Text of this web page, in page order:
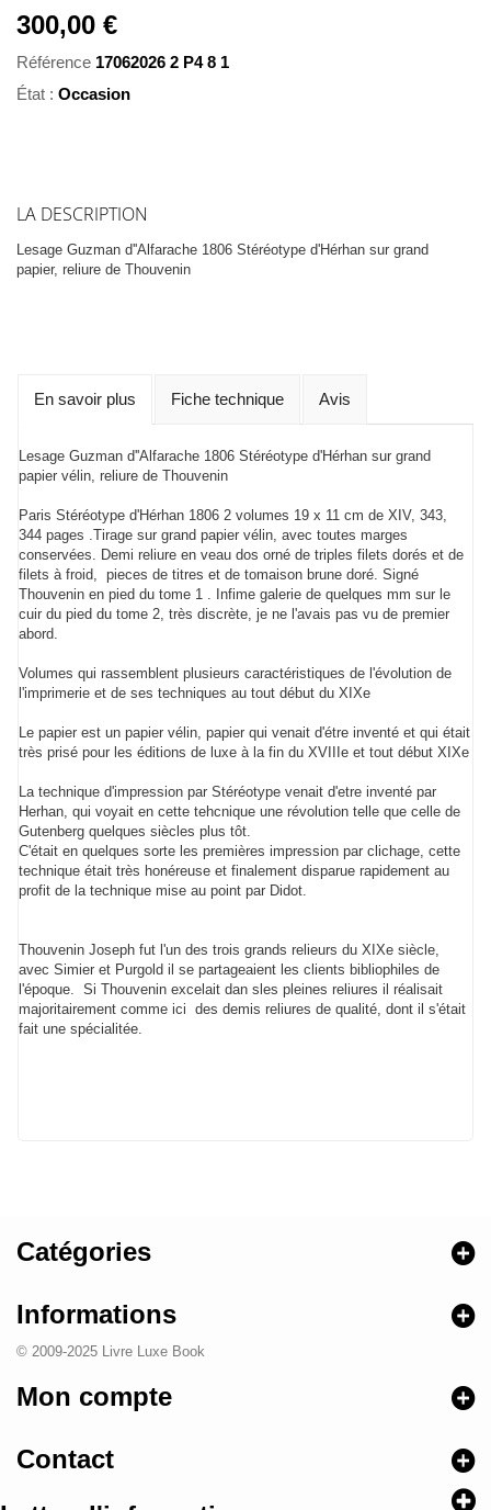
300,00 €
Référence 17062026 2 P4 8 1
État : Occasion
LA DESCRIPTION
Lesage Guzman d''Alfarache 1806 Stéréotype d'Hérhan sur grand
papier, reliure de Thouvenin
En savoir plus Fiche technique Avis
Lesage Guzman d''Alfarache 1806 Stéréotype d'Hérhan sur grand
papier vélin, reliure de Thouvenin
Paris Stéréotype d'Hérhan 1806 2 volumes 19 x 11 cm de XIV, 343,
344 pages .Tirage sur grand papier vélin, avec toutes marges
conservées. Demi reliure en veau dos orné de triples filets dorés et de
filets à froid, pieces de titres et de tomaison brune doré. Signé
Thouvenin en pied du tome 1 . Infime galerie de quelques mm sur le
cuir du pied du tome 2, très discrète, je ne l'avais pas vu de premier
abord.
Volumes qui rassemblent plusieurs caractéristiques de l'évolution de
l'imprimerie et de ses techniques au tout début du XIXe
Le papier est un papier vélin, papier qui venait d'étre inventé et qui était
très prisé pour les éditions de luxe à la fin du XVIIIe et tout début XIXe
La technique d'impression par Stéréotype venait d'etre inventé par
Herhan, qui voyait en cette tehcnique une révolution telle que celle de
Gutenberg quelques siècles plus tôt.
C'était en quelques sorte les premières impression par clichage, cette
technique était très honéreuse et finalement disparue rapidement au
profit de la technique mise au point par Didot.
Thouvenin Joseph fut l'un des trois grands relieurs du XIXe siècle,
avec Simier et Purgold il se partageaient les clients bibliophiles de
l'époque. Si Thouvenin excelait dan sles pleines reliures il réalisait
majoritairement comme ici des demis reliures de qualité, dont il s'était
fait une spécialitée.
Catégories
Informations
© 2009-2025 Livre Luxe Book
Mon compte
Contact